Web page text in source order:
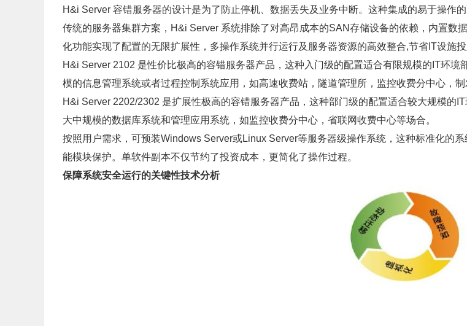
H&i Server 容错服务器的设计是为了防止停机、数据丢失及业务中断。这种集成的易于操作
传统的服务器集群方案，H&i Server 系统排除了对高昂成本的SAN存储设备的依赖，内置数
化功能实现了配置的无限扩展性，多操作系统并行运行及服务器资源的高效整合,节省IT设施投
H&i Server 2102 是性价比极高的容错服务器产品，这种入门级的配置适合有限规模的IT环
模的信息管理系统或者过程控制系统应用，如高速收费站，隧道管理所，监控收费分中心，
H&i Server 2202/2302 是扩展性极高的容错服务器产品，这种部门级的配置适合较大规模的
大中规模的数据库系统和管理应用系统，如监控收费分中心，省联网收费中心等场合。
按照用户需求，可预装Windows Server或Linux Server等服务器级操作系统，这种标准化的
能模块保护。单软件副本不仅节约了投资成本，更简化了操作过程。
保障系统安全运行的关键性技术分析